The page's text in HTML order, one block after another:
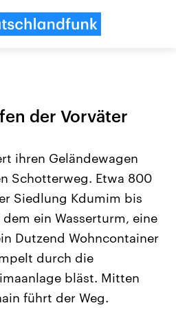
aus
USA
Aktuelle Beiträge,
Hintergründe
Wirtschaftlich und
gehören die Vereinigten
den mächtigsten Ländern
mit großem Einfluss auf
der Vorväter
ihren Geländewagen
Schotterweg. Etwa 800
Siedlung Kdumim bis
ein Wasserturm, eine
Dutzend Wohncontainer
durch die
bläst. Mitten
führt der Weg.